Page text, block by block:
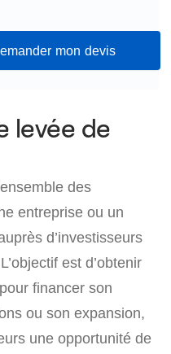
mon devis
levée de
des
entreprise ou un
d’investisseurs
est d’obtenir
financer son
ou son expansion,
une opportunité de